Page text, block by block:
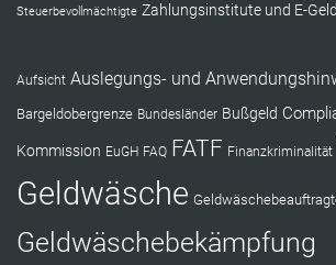
Steuerbevollmächtigte Zahlungsinstitute und E-
Aufsicht Auslegungs- und
Bargeldobergrenze Bundesländer Bußgeld
Kommission EuGH FAQ FATF Finanzkriminalität
Geldwäsche
Geldwäschebekämpfung